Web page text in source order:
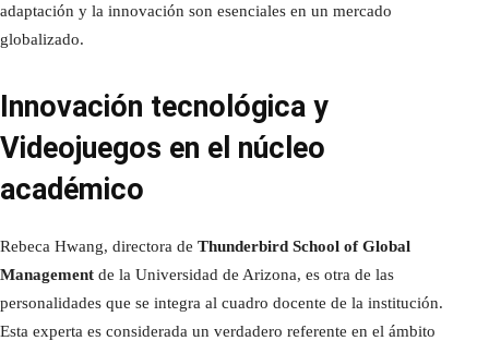
adaptación y la innovación son esenciales en un mercado
globalizado.
Innovación tecnológica y
Videojuegos en el núcleo
académico
Rebeca Hwang, directora de Thunderbird School of Global
Management de la Universidad de Arizona, es otra de las
personalidades que se integra al cuadro docente de la institución.
Esta experta es considerada un verdadero referente en el ámbito